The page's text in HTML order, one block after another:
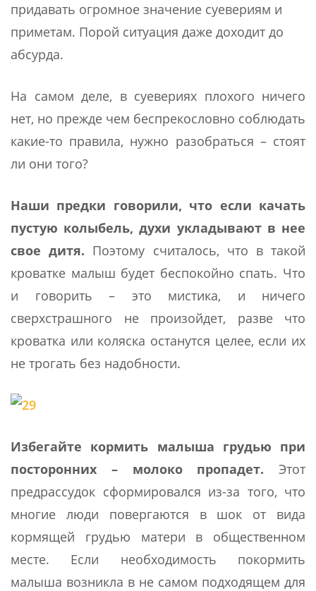
придавать огромное значение суевериям и
приметам. Порой ситуация даже доходит до
абсурда.
На самом деле, в суевериях плохого ничего
нет, но прежде чем беспрекословно соблюдать
какие-то правила, нужно разобраться – стоят
ли они того?
Наши предки говорили, что если качать
пустую колыбель, духи укладывают в нее
свое дитя. Поэтому считалось, что в такой
кроватке малыш будет беспокойно спать. Что
и говорить – это мистика, и ничего
сверхстрашного не произойдет, разве что
кроватка или коляска останутся целее, если их
не трогать без надобности.
Избегайте кормить малыша грудью при
посторонних – молоко пропадет. Этот
предрассудок сформировался из-за того, что
многие люди повергаются в шок от вида
кормящей грудью матери в общественном
месте. Если необходимость покормить
малыша возникла в не самом подходящем для